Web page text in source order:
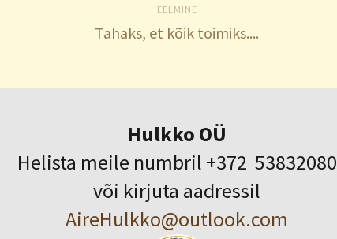
EELMINE
Tahaks, et kõik toimiks....
Hulkko OÜ
Helista meile numbril +372 53832080
või kirjuta aadressil
AireHulkko@outlook.com